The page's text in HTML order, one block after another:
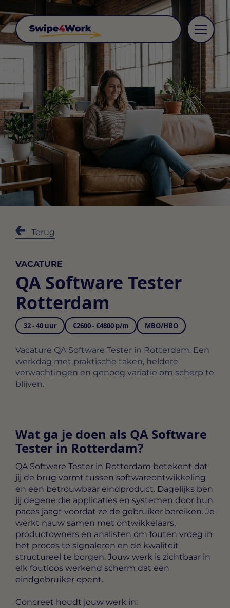
Terug
VACATURE
QA Software Tester
Rotterdam
32 - 40 uur €2600 - €4800 p/m MBO/HBO
Vacature QA Software Tester in Rotterdam. Een
werkdag met praktische taken, heldere
verwachtingen en genoeg variatie om scherp te
blijven.
Wat ga je doen als QA Software
Tester in Rotterdam?
QA Software Tester in Rotterdam betekent dat
jij de brug vormt tussen softwareontwikkeling
en een betrouwbaar eindproduct. Dagelijks ben
jij degene die applicaties en systemen door hun
paces jaagt voordat ze de gebruiker bereiken. Je
werkt nauw samen met ontwikkelaars,
productowners en analisten om fouten vroeg in
het proces te signaleren en de kwaliteit
structureel te borgen. Jouw werk is zichtbaar in
elk foutloos werkend scherm dat een
eindgebruiker opent.
Concreet houdt jouw werk in: